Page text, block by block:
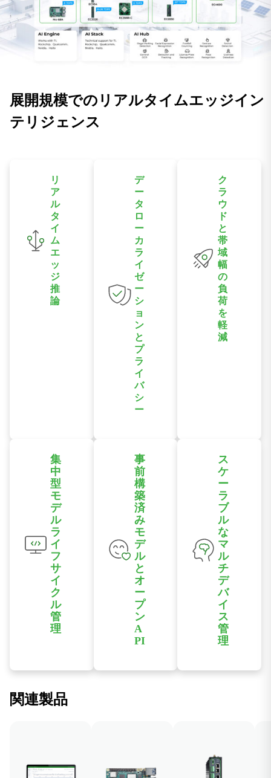
展開規模でのリアルタイムエッジイン
テリジェンス
リ
ア
ル
タ
イ
ム
エ
ッ
ジ
推
論
デ
ー
タ
ロ
ー
カ
ラ
イ
ゼ
ー
シ
ョ
ン
と
プ
ラ
イ
バ
シ
ー
ライバシー重視
の導入要件をサ
ポートするた
め、データ処理
はエッジでロー
カルに行う。
ク
ラ
ウ
ド
と
帯
域
幅
の
負
荷
を
軽
減
ラコストの抑制
に役立ちます。
集
中
型
モ
デ
ル
ラ
イ
フ
サ
イ
ク
ル
管
理
プロード、保
することで、分
事
前
構
築
済
み
モ
デ
ル
と
オ
ー
プ
ン
A
PI
参照モデルとシ
ス
ケ
ー
ラ
ブ
ル
な
マ
ル
チ
デ
バ
イ
ス
管
理
用向けに設計さ
応じて拡張可能
関連製品